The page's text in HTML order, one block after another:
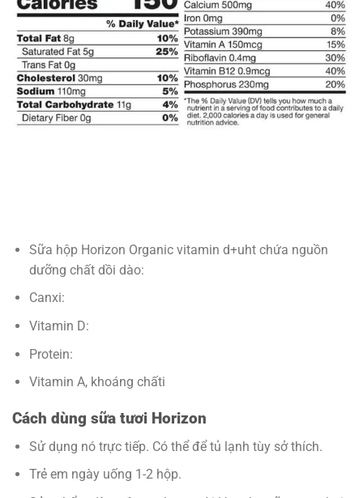
Sữa hộp Horizon Organic vitamin d+uht chứa nguồn
dưỡng chất dồi dào:
Canxi:
Vitamin D:
Protein:
Vitamin A, khoáng chấti
Cách dùng sữa tươi Horizon
Sử dụng nó trực tiếp. Có thể để tủ lạnh tùy sở thích.
Trẻ em ngày uống 1-2 hộp.